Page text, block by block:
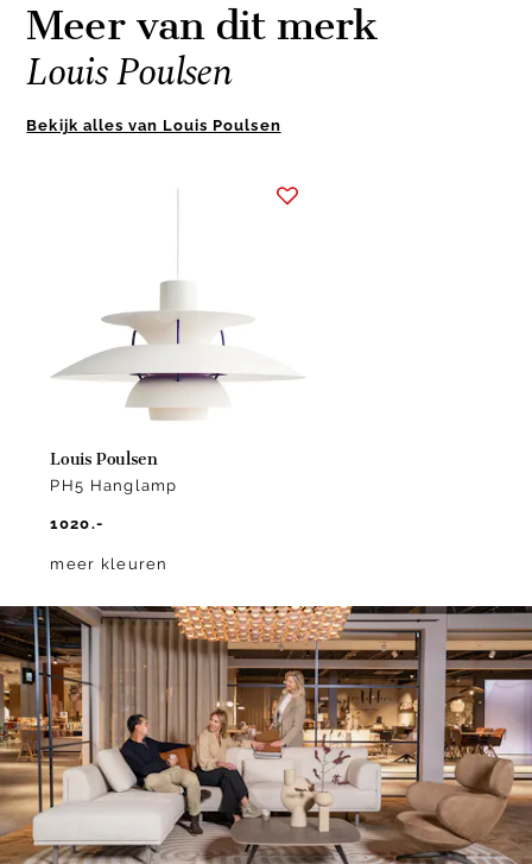
Meer van dit merk
Louis Poulsen
Bekijk alles van Louis Poulsen
Louis Poulsen
PH5 Hanglamp
1020.-
meer kleuren